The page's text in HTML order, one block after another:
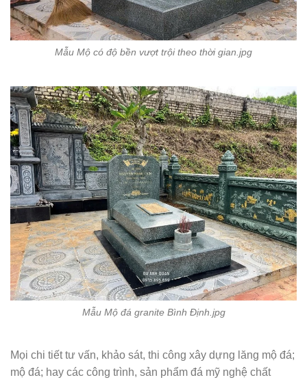
Mẫu Mộ có độ bền vượt trội theo thời gian.jpg
Mẫu Mộ đá granite Bình Định.jpg
Mọi chi tiết tư vấn, khảo sát, thi công xây dựng lăng mộ đá;
mộ đá; hay các công trình, sản phẩm đá mỹ nghệ chất